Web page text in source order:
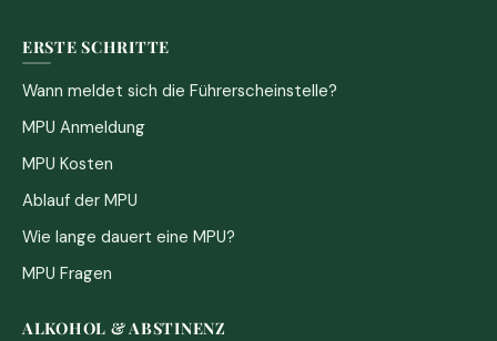
ERSTE SCHRITTE
Wann meldet sich die Führerscheinstelle?
MPU Anmeldung
MPU Kosten
Ablauf der MPU
Wie lange dauert eine MPU?
MPU Fragen
ALKOHOL & ABSTINENZ